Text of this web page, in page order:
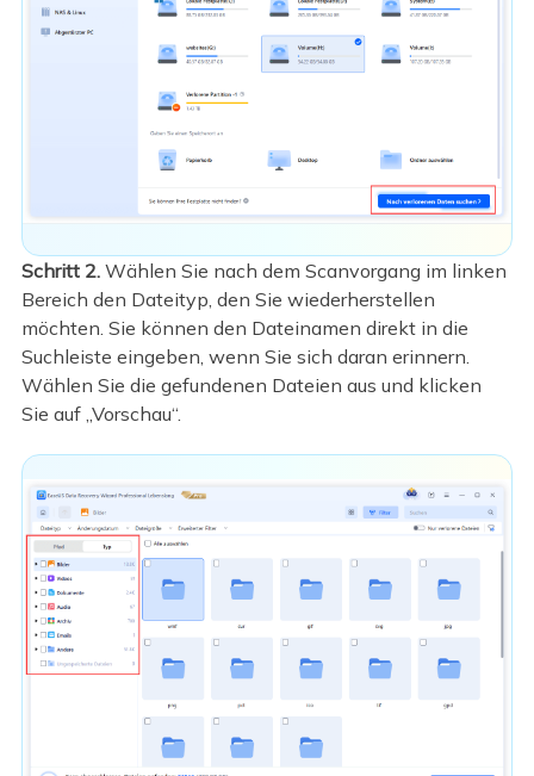
Schritt 2.Wählen Sie nach dem Scanvorgang im linken
Bereich den Dateityp, den Sie wiederherstellen
möchten. Sie können den Dateinamen direkt in die
Suchleiste eingeben, wenn Sie sich daran erinnern.
Wählen Sie die gefundenen Dateien aus und klicken
Sie auf „Vorschau“.